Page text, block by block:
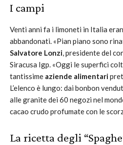
I campi
Venti anni fa i limoneti in Italia
abbandonati. «Pian piano sono
Salvatore Lonzi, presidente del
Siracusa Igp. «Oggi le superfici
tantissime aziende alimentari
L’elenco è lungo: dai bonbon
alle granite dei 60 negozi nel
cacao crudo profumate con le
La ricetta degli